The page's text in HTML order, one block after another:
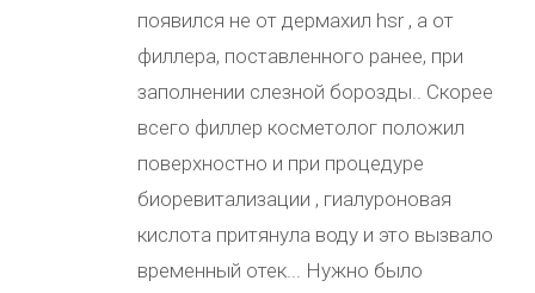
появился не от дермахил hsr , а от
филлера, поставленного ранее, при
заполнении слезной борозды.. Скорее
всего филлер косметолог положил
поверхностно и при процедуре
биоревитализации , гиалуроновая
кислота притянула воду и это вызвало
временный отек... Нужно было